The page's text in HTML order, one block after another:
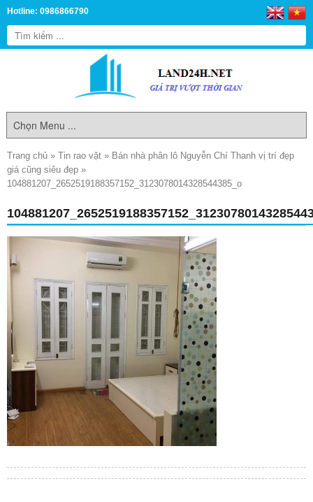
Hotline: 0986866790
Trang chủ » Tin rao vặt » Bán nhà phân lô Nguyễn Chí Thanh vị trí đẹp
giá cũng siêu đẹp »
104881207_2652519188357152_3123078014328544385_o